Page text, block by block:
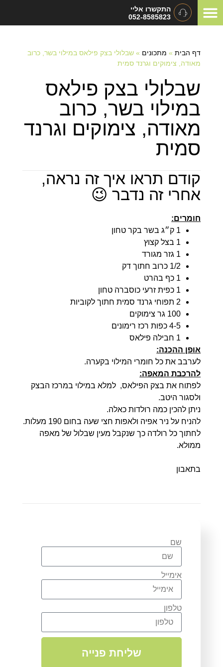
התקשרו אליי
052-8585823
דף הבית» מתכונים » שבלולי בצק פילאס במילוי בשר, כרוב
מאודה, צימוקים וגרנד סמית
שבלולי בצק פילאס
במילוי בשר, כרוב
מאודה, צימוקים וגרנד
סמית
קודם תראו איך זה נראה,
אחרי זה נדבר 😉
חומרים:
1 ק״ג בשר בקר טחון
1 בצל קצוץ
1 גזר מגורד
1/2 כרוב חתוך דק
1 כף בהרט
1 כפית זרעי כוסברה טחון
2 תפוחי גרנד סמית חתוך לקוביות
100 גר צימוקים
4-5 כפות רכז רימונים
1 חבילה פילאס
אופן ההכנה:
לערבב את כל חומרי המילוי בקערה.
להרכבת המאפה:
לפתוח את בצק הפילאס, למלא במילוי במרכז הבצק
ולסגור היטב.
ניתן להכין כמה רולדות כאלה.
להניח על ניר אפיה ולאפות חצי שעה בחום 190 מעלות.
לחתוך כל רולדה כך שנקבל מעין שבלול של מאפה
ממולא.
בתאבון
שם
אימייל
טלפון
שליחת פנייה